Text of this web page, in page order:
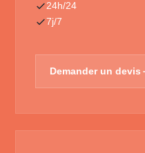
24h/24
7j/7
Demander un devis